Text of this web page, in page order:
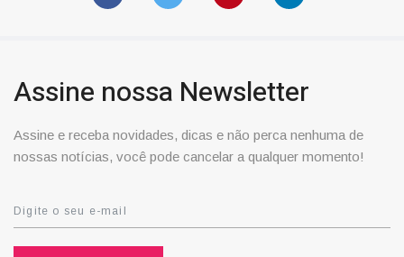
Assine nossa Newsletter
Assine e receba novidades, dicas e não perca nenhuma de
nossas notícias, você pode cancelar a qualquer momento!